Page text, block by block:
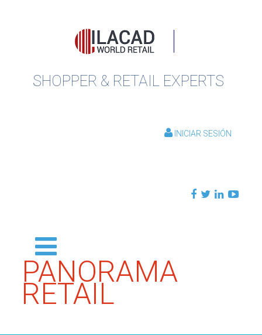
SHOPPER & RETAIL EXPERTS
INICIAR SESIÓN
PANORAMA
RETAIL